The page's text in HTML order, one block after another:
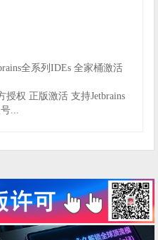
全系列IDEs 全家桶激活
授权 正版激活 支持Jetbrains
...